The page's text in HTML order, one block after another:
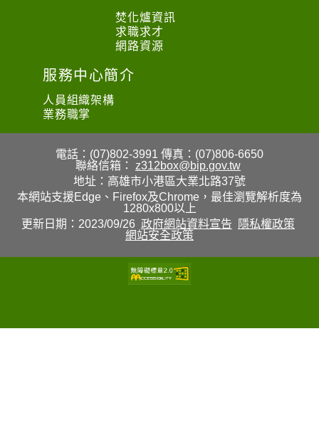
焚化爐資訊
求職求才
網路資源
服務中心簡介
人員組織架構
業務職掌
電話：(07)802-3991 傳真：(07)806-6650
聯絡信箱：
z312box@bip.gov.tw
地址：高雄市小港區大業北路37號
本網站支援Edge、Firefox及Chrome，最佳瀏覽解析度為
1280x800以上
更新日期：2023/09/26 政府網站資料宣告
隱私權政策
網站安全政策